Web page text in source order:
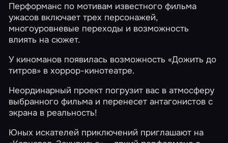
Перформанс по мотивам известного фильма
ужасов включает трех персонажей,
многоуровневые переходы и возможность
влиять на сюжет.
У киноманов появилась возможность«Дожить до
титров» в хоррор-кинотеатре.
Неординарный проект погрузит вас в атмосферу
выбранного фильма и перенесет антагонистов с
экрана в реальность!
Юных искателей приключений приглашают на